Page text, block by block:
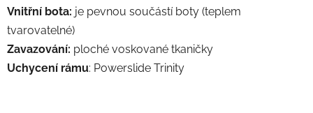
Vnitřní bota: je pevnou součástí boty (teplem
tvarovatelné)
Zavazování: ploché voskované tkaničky
Uchycení rámu: Powerslide Trinity